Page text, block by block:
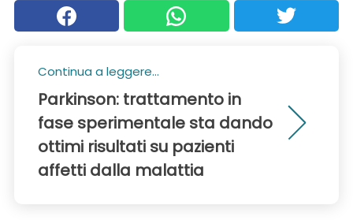
Continua a leggere...
Parkinson: trattamento in
fase sperimentale sta dando
ottimi risultati su pazienti
affetti dalla malattia